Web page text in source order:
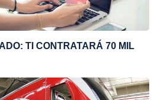
TI CONTRATARÁ 70 MIL